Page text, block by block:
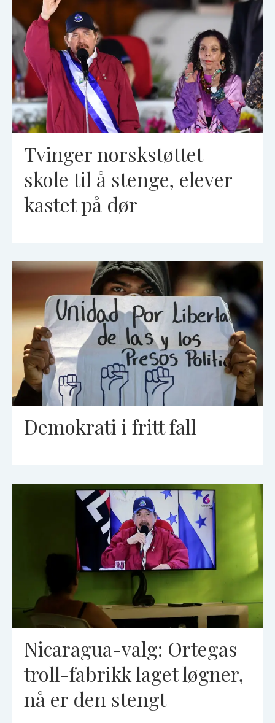
Tvinger norskstøttet
skole til å stenge, elever
kastet på dør
Demokrati i fritt fall
Nicaragua-valg: Ortegas
troll-fabrikk laget løgner,
nå er den stengt